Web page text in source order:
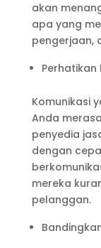
akan
apa yang
pengerjaan,
Perhatikan
Komunikasi
Anda
penyedia
dengan
mereka
pelanggan.